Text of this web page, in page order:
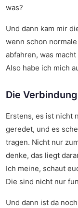
was?
Und dann kam mir
wenn schon
abfahren, was
Also habe ich mich
Die
Erstens, es ist nicht
geredet, und es
tragen. Nicht nur
denke, das liegt
Ich meine, schaut
Die sind nicht nur
Und dann ist da